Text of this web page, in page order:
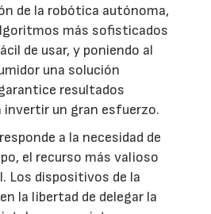
de la robótica autónoma,
más sofisticados
de usar, y poniendo al
una solución
resultados
invertir un gran esfuerzo.
a la necesidad de
el recurso más valioso
Los dispositivos de la
la libertad de delegar la